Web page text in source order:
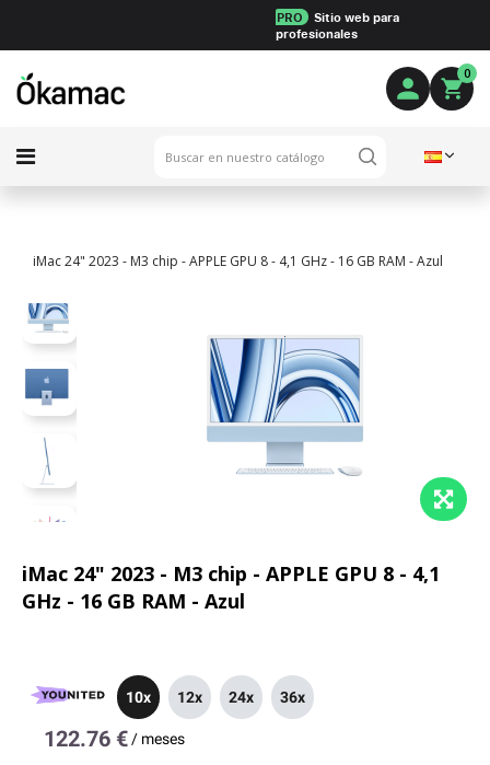
PRO
Sitio web para
profesionales
0
iMac 24" 2023 - M3 chip - APPLE GPU 8 - 4,1 GHz - 16 GB RAM - Azul
iMac 24" 2023 - M3 chip - APPLE GPU 8 - 4,1
GHz - 16 GB RAM - Azul
10x 12x 24x 36x
122.76 € / meses